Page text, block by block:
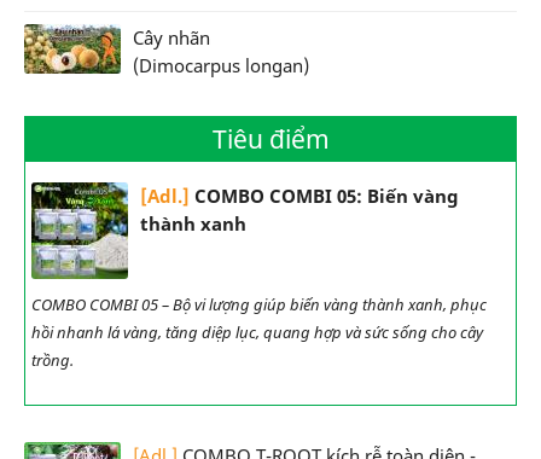
Cây nhãn
(Dimocarpus longan)
Tiêu điểm
[Adl.] COMBO COMBI 05: Biến vàng
thành xanh
COMBO COMBI 05 – Bộ vi lượng giúp biến vàng thành xanh, phục
hồi nhanh lá vàng, tăng diệp lục, quang hợp và sức sống cho cây
trồng.